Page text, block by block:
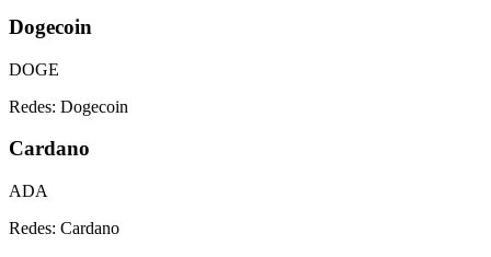
Dogecoin
DOGE
Redes: Dogecoin
Cardano
ADA
Redes: Cardano